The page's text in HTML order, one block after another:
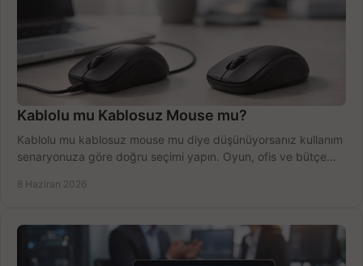
Kablolu mu Kablosuz Mouse mu?
Kablolu mu kablosuz mouse mu diye düşünüyorsanız kullanım
senaryonuza göre doğru seçimi yapın. Oyun, ofis ve bütçe
8 Haziran 2026